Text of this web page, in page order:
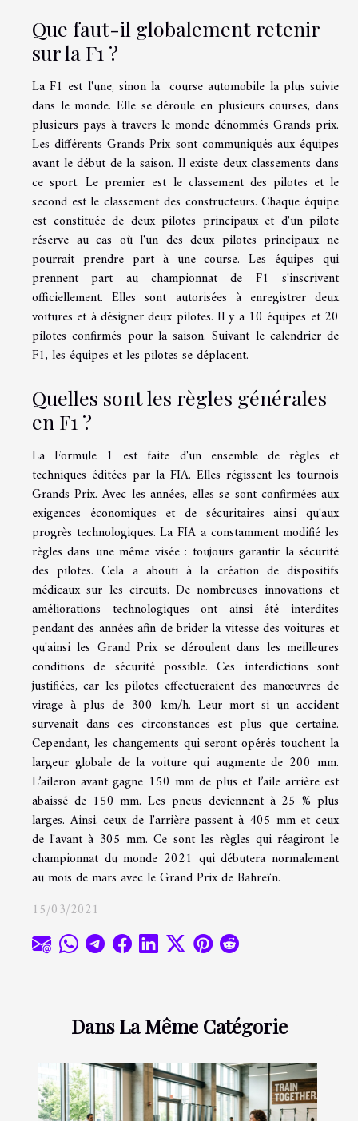
Dans La Même Catégorie
Que faut-il globalement retenir
sur la F1 ?
La F1 est l'une, sinon la course automobile la plus suivie
dans le monde. Elle se déroule en plusieurs courses, dans
plusieurs pays à travers le monde dénommés Grands prix.
Les différents Grands Prix sont communiqués aux équipes
avant le début de la saison. Il existe deux classements dans
ce sport. Le premier est le classement des pilotes et le
second est le classement des constructeurs. Chaque équipe
est constituée de deux pilotes principaux et d'un pilote
réserve au cas où l'un des deux pilotes principaux ne
pourrait prendre part à une course. Les équipes qui
prennent part au championnat de F1 s'inscrivent
officiellement. Elles sont autorisées à enregistrer deux
voitures et à désigner deux pilotes. Il y a 10 équipes et 20
pilotes confirmés pour la saison. Suivant le calendrier de
F1, les équipes et les pilotes se déplacent.
Quelles sont les règles générales
en F1 ?
La Formule 1 est faite d'un ensemble de règles et
techniques éditées par la FIA. Elles régissent les tournois
Grands Prix. Avec les années, elles se sont confirmées aux
exigences économiques et de sécuritaires ainsi qu'aux
progrès technologiques. La FIA a constamment modifié les
règles dans une même visée : toujours garantir la sécurité
des pilotes. Cela a abouti à la création de dispositifs
médicaux sur les circuits. De nombreuses innovations et
améliorations technologiques ont ainsi été interdites
pendant des années afin de brider la vitesse des voitures et
qu'ainsi les Grand Prix se déroulent dans les meilleures
conditions de sécurité possible. Ces interdictions sont
justifiées, car les pilotes effectueraient des manœuvres de
virage à plus de 300 km/h. Leur mort si un accident
survenait dans ces circonstances est plus que certaine.
Cependant, les changements qui seront opérés touchent la
largeur globale de la voiture qui augmente de 200 mm.
L’aileron avant gagne 150 mm de plus et l’aile arrière est
abaissé de 150 mm. Les pneus deviennent à 25 % plus
larges. Ainsi, ceux de l'arrière passent à 405 mm et ceux
de l'avant à 305 mm. Ce sont les règles qui réagiront le
championnat du monde 2021 qui débutera normalement
au mois de mars avec le Grand Prix de Bahreïn.
15/03/2021